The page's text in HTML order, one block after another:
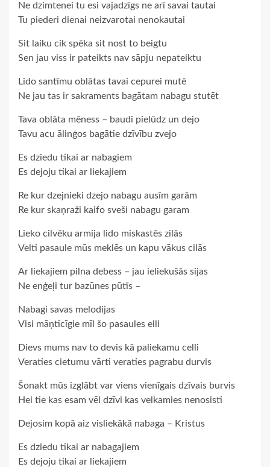
Ne dzimtenei tu esi vajadzīgs ne arī savai tautai
Tu piederi dienai neizvarotai nenokautai
Sit laiku cik spēka sit nost to beigtu
Sen jau viss ir pateikts nav sāpju nepateiktu
Lido santīmu oblātas tavai cepurei mutē
Ne jau tas ir sakraments bagātam nabagu stutēt
Tava oblāta mēness – baudi pielūdz un dejo
Tavu acu ālinģos bagātie dzīvību zvejo
Es dziedu tikai ar nabagiem
Es dejoju tikai ar liekajiem
Re kur dzejnieki dzejo nabagu ausīm garām
Re kur skaņraži kaifo sveši nabagu garam
Lieko cilvēku armija lido miskastēs zilās
Velti pasaule mūs meklēs un kapu vākus cilās
Ar liekajiem pilna debess – jau ieliekušās sijas
Ne enģeļi tur bazūnes pūtīs –
Nabagi savas melodijas
Visi māņticīgie mīl šo pasaules elli
Dievs mums nav to devis kā paliekamu celli
Veraties cietumu vārti veraties pagrabu durvis
Šonakt mūs izglābt var viens vienīgais dzīvais burvis
Hei tie kas esam vēl dzīvi kas velkamies nenosisti
Dejosim kopā aiz visliekākā nabaga – Kristus
Es dziedu tikai ar nabagajiem
Es dejoju tikai ar liekajiem